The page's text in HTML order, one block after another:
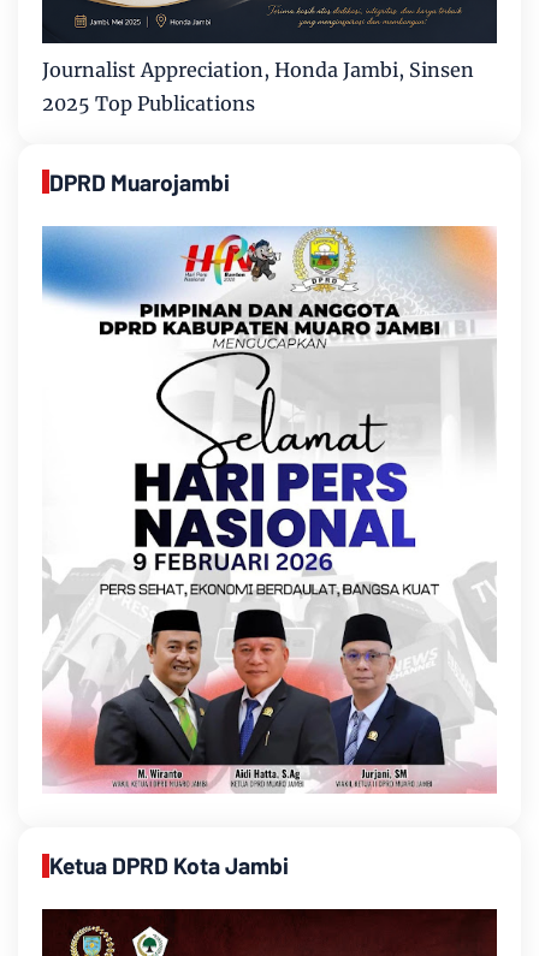
Journalist Appreciation, Honda Jambi, Sinsen
2025 Top Publications
DPRD Muarojambi
Ketua DPRD Kota Jambi